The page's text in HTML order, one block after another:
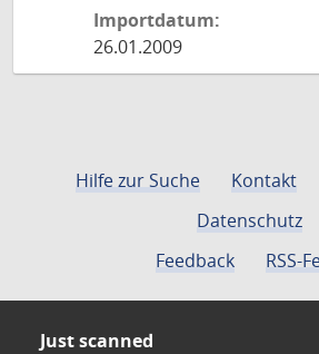
Importdatum:
26.01.2009
Hilfe zur Suche Kontakt
Datenschutz
Feedback
RSS-
Just scanned